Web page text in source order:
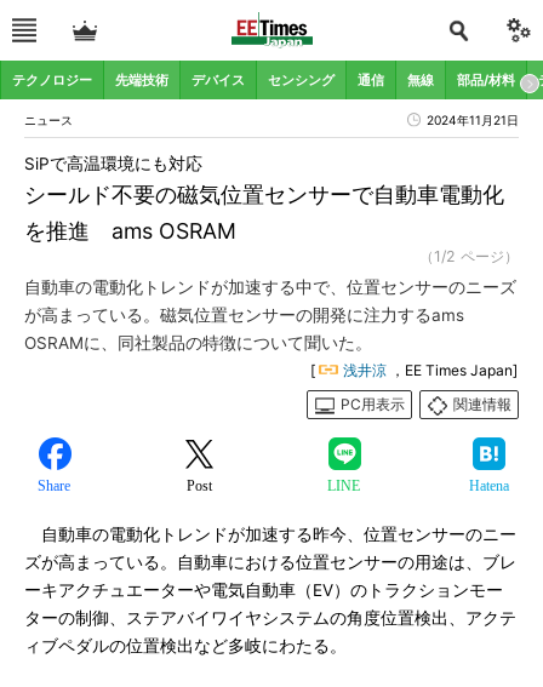
テクノロジー 先端技術 デバイス センシング 通信 無線 部品/材料
ニュース 2024年11月21日
シールド不要の磁気位置センサーで自動車電動化
を推進 ams OSRAM
SiPで高温環境にも対応
（1/2 ページ）
自動車の電動化トレンドが加速する中で、位置センサーのニーズ
が高まっている。磁気位置センサーの開発に注力するams
OSRAMに、同社製品の特徴について聞いた。
[ 浅井涼 ，EE Times Japan]
PC用表示
関連情報
Share Post LINE Hatena
自動車の電動化トレンドが加速する昨今、位置センサーのニー
ズが高まっている。自動車における位置センサーの用途は、ブレ
ーキアクチュエーターや電気自動車（EV）のトラクションモー
ターの制御、ステアバイワイヤシステムの角度位置検出、アクテ
ィブペダルの位置検出など多岐にわたる。